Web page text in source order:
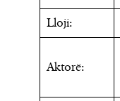
Lloji:
Aktorë: